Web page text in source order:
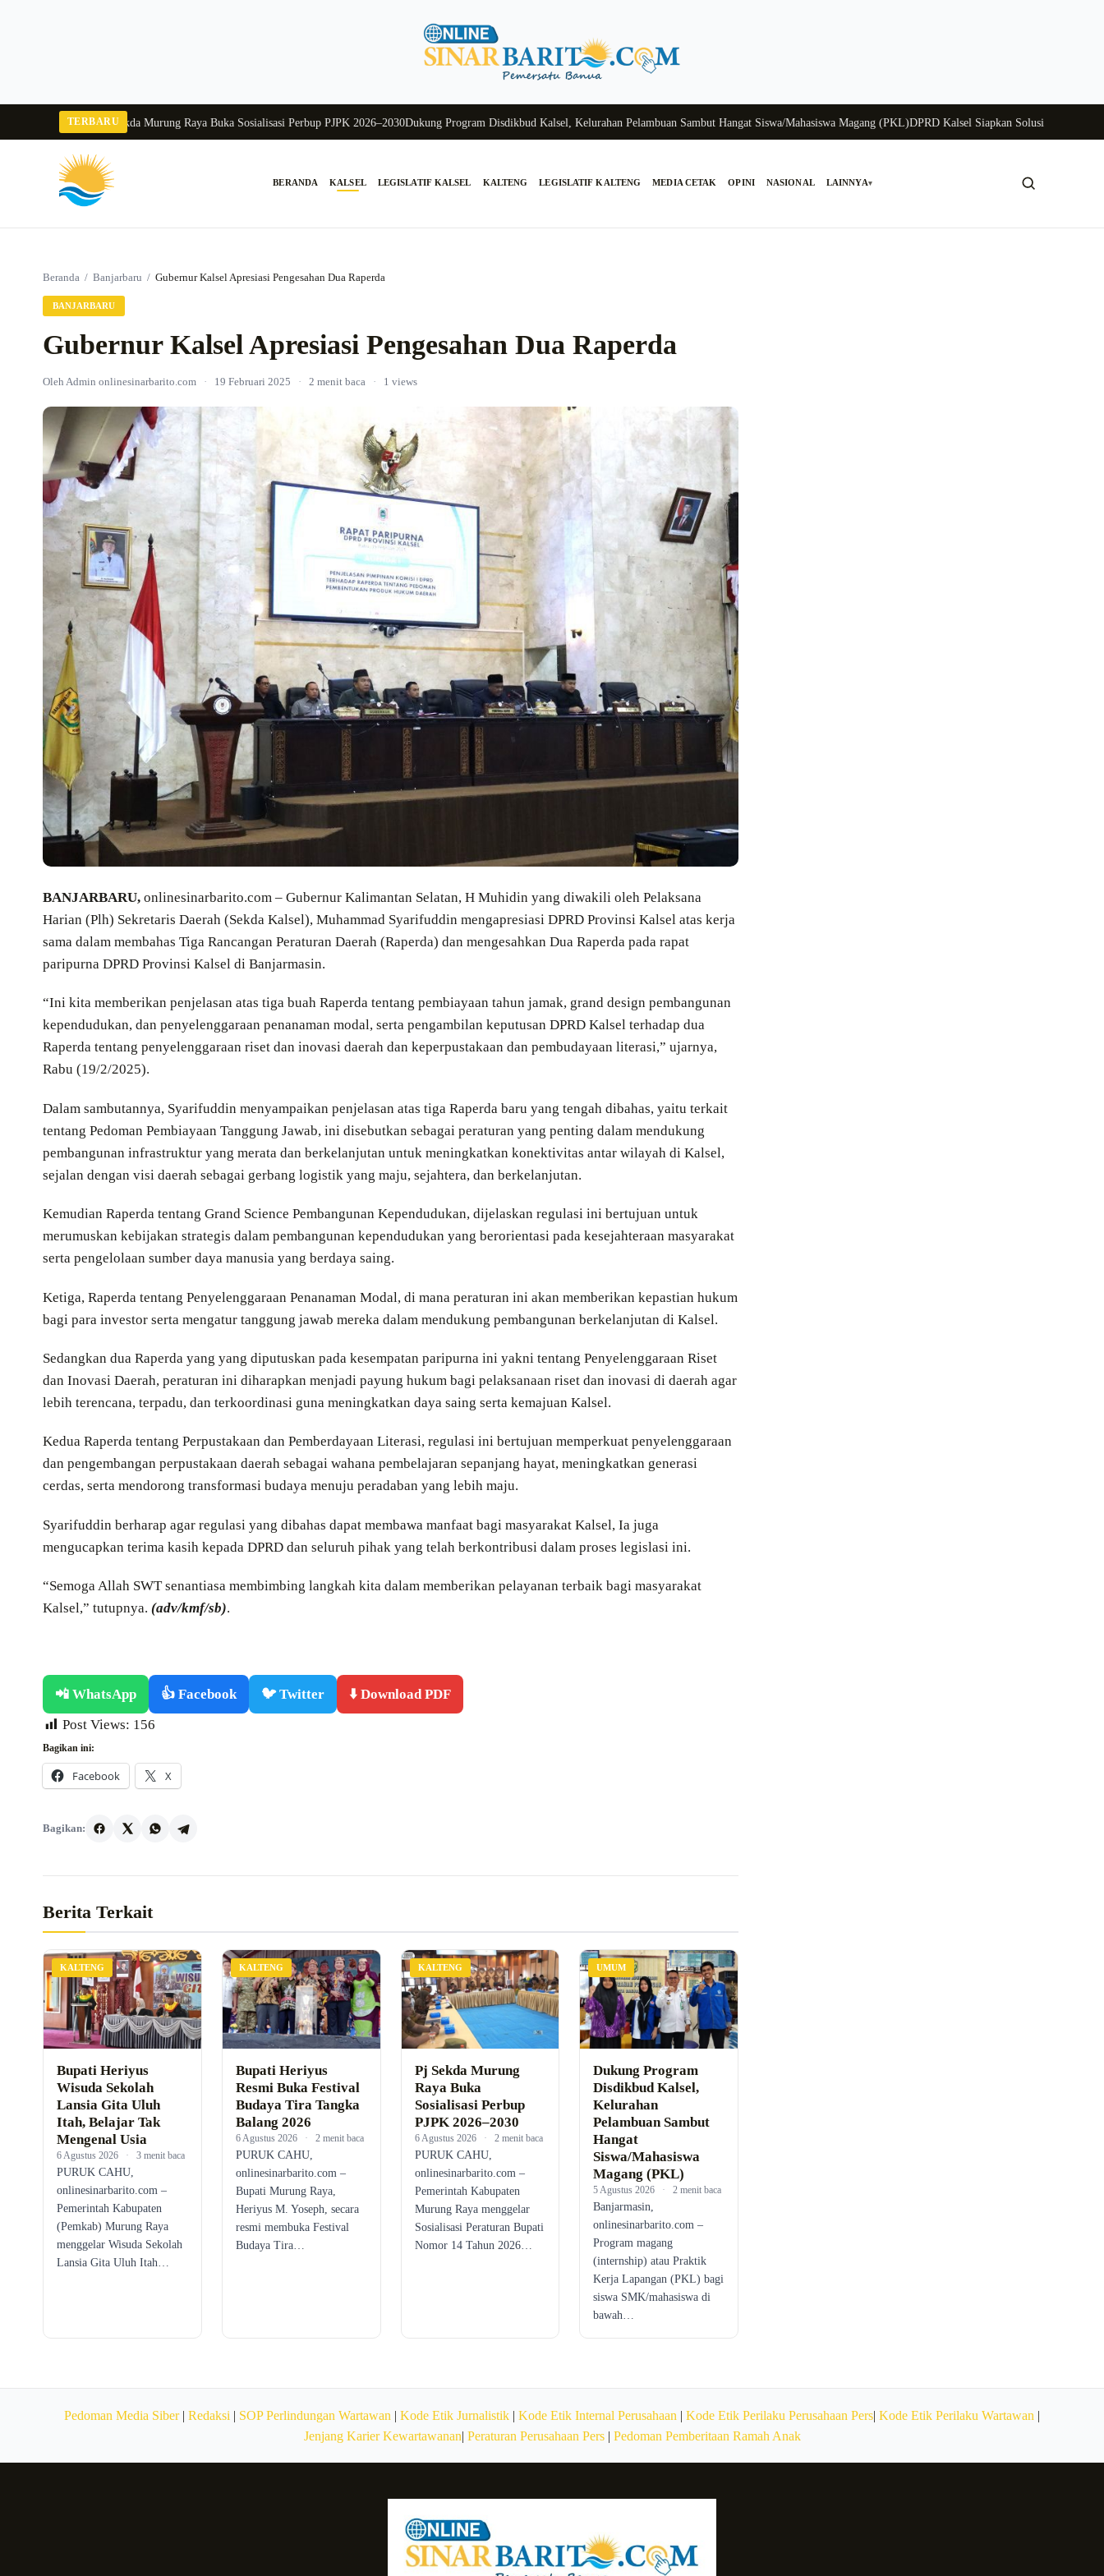
TERBARU
Pj Sekda Murung Raya Buka Sosialisasi Perbup PJPK 2026–2030Dukung Program Disdikbud Kalsel, Kelurahan Pelambuan Sambut Hangat Siswa/Mahasiswa Magang (PKL) DPRD Kalsel Siapkan Solusi Krisis
BERANDA KALSEL LEGISLATIF KALSEL KALTENG LEGISLATIF KALTENG MEDIA CETAK OPINI NASIONAL LAINNYA▾
Beranda / Banjarbaru / Gubernur Kalsel Apresiasi Pengesahan Dua Raperda
BANJARBARU
Gubernur Kalsel Apresiasi Pengesahan Dua Raperda
Oleh Admin onlinesinarbarito.com · 19 Februari 2025 · 2 menit baca · 1 views
BANJARBARU, onlinesinarbarito.com – Gubernur Kalimantan Selatan, H Muhidin yang diwakili oleh Pelaksana
Harian (Plh) Sekretaris Daerah (Sekda Kalsel), Muhammad Syarifuddin mengapresiasi DPRD Provinsi Kalsel atas kerja
sama dalam membahas Tiga Rancangan Peraturan Daerah (Raperda) dan mengesahkan Dua Raperda pada rapat
paripurna DPRD Provinsi Kalsel di Banjarmasin.
“Ini kita memberikan penjelasan atas tiga buah Raperda tentang pembiayaan tahun jamak, grand design pembangunan
kependudukan, dan penyelenggaraan penanaman modal, serta pengambilan keputusan DPRD Kalsel terhadap dua
Raperda tentang penyelenggaraan riset dan inovasi daerah dan keperpustakaan dan pembudayaan literasi,” ujarnya,
Rabu (19/2/2025).
Dalam sambutannya, Syarifuddin menyampaikan penjelasan atas tiga Raperda baru yang tengah dibahas, yaitu terkait
tentang Pedoman Pembiayaan Tanggung Jawab, ini disebutkan sebagai peraturan yang penting dalam mendukung
pembangunan infrastruktur yang merata dan berkelanjutan untuk meningkatkan konektivitas antar wilayah di Kalsel,
sejalan dengan visi daerah sebagai gerbang logistik yang maju, sejahtera, dan berkelanjutan.
Kemudian Raperda tentang Grand Science Pembangunan Kependudukan, dijelaskan regulasi ini bertujuan untuk
merumuskan kebijakan strategis dalam pembangunan kependudukan yang berorientasi pada kesejahteraan masyarakat
serta pengelolaan sumber daya manusia yang berdaya saing.
Ketiga, Raperda tentang Penyelenggaraan Penanaman Modal, di mana peraturan ini akan memberikan kepastian hukum
bagi para investor serta mengatur tanggung jawab mereka dalam mendukung pembangunan berkelanjutan di Kalsel.
Sedangkan dua Raperda yang yang diputuskan pada kesempatan paripurna ini yakni tentang Penyelenggaraan Riset
dan Inovasi Daerah, peraturan ini diharapkan menjadi payung hukum bagi pelaksanaan riset dan inovasi di daerah agar
lebih terencana, terpadu, dan terkoordinasi guna meningkatkan daya saing serta kemajuan Kalsel.
Kedua Raperda tentang Perpustakaan dan Pemberdayaan Literasi, regulasi ini bertujuan memperkuat penyelenggaraan
dan pengembangan perpustakaan daerah sebagai wahana pembelajaran sepanjang hayat, meningkatkan generasi
cerdas, serta mendorong transformasi budaya menuju peradaban yang lebih maju.
Syarifuddin berharap agar regulasi yang dibahas dapat membawa manfaat bagi masyarakat Kalsel, Ia juga
mengucapkan terima kasih kepada DPRD dan seluruh pihak yang telah berkontribusi dalam proses legislasi ini.
“Semoga Allah SWT senantiasa membimbing langkah kita dalam memberikan pelayanan terbaik bagi masyarakat
Kalsel,” tutupnya. (adv/kmf/sb).
📲 WhatsApp 👍 Facebook 🐦 Twitter
⬇️ Download PDF
Post Views: 156
Bagikan ini:
Facebook X
Bagikan:
Berita Terkait
KALTENG
Bupati Heriyus
Wisuda Sekolah
Lansia Gita Uluh
Itah, Belajar Tak
Mengenal Usia
6 Agustus 2026 · 3 menit baca
PURUK CAHU,
onlinesinarbarito.com –
Pemerintah Kabupaten
(Pemkab) Murung Raya
menggelar Wisuda Sekolah
Lansia Gita Uluh Itah…
KALTENG
Bupati Heriyus
Resmi Buka Festival
Budaya Tira Tangka
Balang 2026
6 Agustus 2026 · 2 menit baca
PURUK CAHU,
onlinesinarbarito.com –
Bupati Murung Raya,
Heriyus M. Yoseph, secara
resmi membuka Festival
Budaya Tira…
KALTENG
Pj Sekda Murung
Raya Buka
Sosialisasi Perbup
PJPK 2026–2030
6 Agustus 2026 · 2 menit baca
PURUK CAHU,
onlinesinarbarito.com –
Pemerintah Kabupaten
Murung Raya menggelar
Sosialisasi Peraturan Bupati
Nomor 14 Tahun 2026…
UMUM
Dukung Program
Disdikbud Kalsel,
Kelurahan
Pelambuan Sambut
Hangat
Siswa/Mahasiswa
Magang (PKL)
5 Agustus 2026 · 2 menit baca
Banjarmasin,
onlinesinarbarito.com –
Program magang
(internship) atau Praktik
Kerja Lapangan (PKL) bagi
siswa SMK/mahasiswa di
bawah…
Pedoman Media Siber| Redaksi | SOP Perlindungan Wartawan | Kode Etik Jurnalistik | Kode Etik Internal Perusahaan | Kode Etik Perilaku Perusahaan Pers| Kode Etik Perilaku Wartawan |
Jenjang Karier Kewartawanan| Peraturan Perusahaan Pers| Pedoman Pemberitaan Ramah Anak